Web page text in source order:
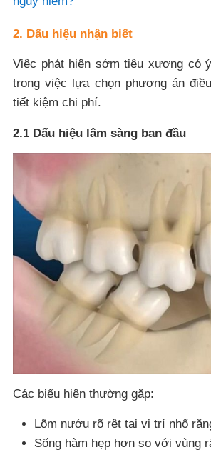
2. Dấu hiệu nhận biết
Việc phát hiện sớm tiêu xương có
trong việc lựa chọn phương án
tiết kiệm chi phí.
2.1 Dấu hiệu lâm sàng ban đầu
Các biểu hiện thường gặp:
Lõm nướu rõ rệt tại vị trí nhổ
Sống hàm hẹp hơn so với vùng